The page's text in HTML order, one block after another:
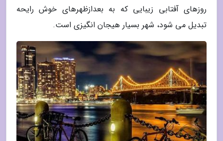
روزهای آفتابی زیبایی که به بعدازظهرهای خوش رایحه
تبدیل می شود، شهر بسیار هیجان انگیزی است.